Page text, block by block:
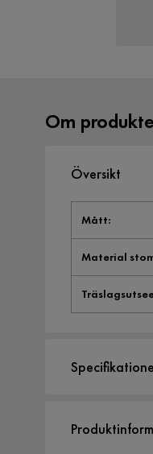
Om
Översikt
Mått:
Material
Storlek